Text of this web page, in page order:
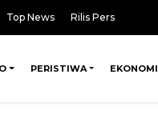
Top News Rilis Pers
PERISTIWA EKONOMI